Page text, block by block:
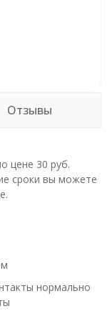
Отзывы
цене 30 руб.
сроки вы можете
нормально